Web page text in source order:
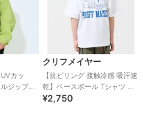
カッ
ジップ
ッズ】
クリフメイヤー
【抗ピリング 接触冷感 吸汗速
乾】ベースボール Tシャツ 半
袖 120cm～170cm
¥2,750